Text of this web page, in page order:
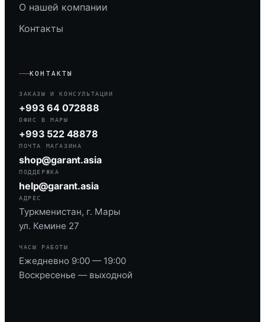
О нашей компании
Контакты
КОНТАКТЫ
ЗАКАЗЫ И КОНСУЛЬТАЦИИ
+993 64 072888
ОФИС В МАРЫ
+993 522 48878
ПОЧТА МАГАЗИНА
shop@garant.asia
ПОДДЕРЖКА
help@garant.asia
АДРЕС
Туркменистан, г. Мары
ул. Кемине 27
ЧАСЫ РАБОТЫ
Ежедневно 9:00 — 19:00
Воскресенье — выходной